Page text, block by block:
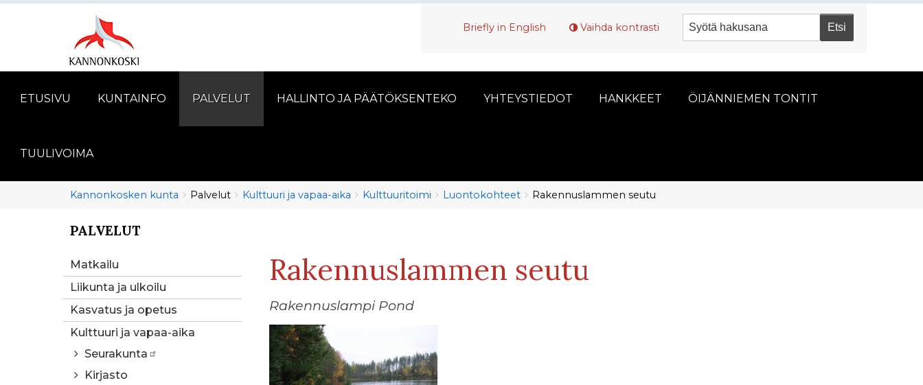
Briefly in English Vaihda kontrasti
ETUSIVU KUNTAINFO PALVELUT HALLINTO JA PÄÄTÖKSENTEKO YHTEYSTIEDOT HANKKEET ÖIJÄNNIEMEN TONTIT
TUULIVOIMA
Murupolku
You
here:
Kannonkosken kunta Palvelut Kulttuuri ja vapaa-aika Kulttuuritoimi Luontokohteet Rakennuslammen seutu
You
here:
PALVELUT
Matkailu
Liikunta ja ulkoilu
Kasvatus ja opetus
Kulttuuri ja vapaa-aika
Seurakunta
Kirjasto
Rakennuslammen seutu
Rakennuslampi Pond